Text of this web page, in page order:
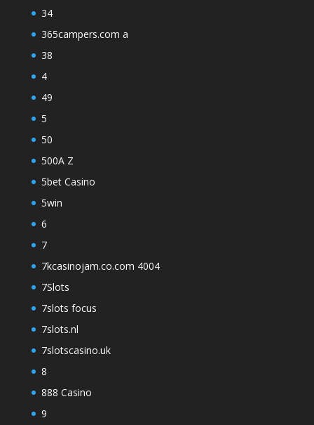
34
365campers.com a
38
4
49
5
50
500A Z
5bet Casino
5win
6
7
7kcasinojam.co.com 4004
7Slots
7slots focus
7slots.nl
7slotscasino.uk
8
888 Casino
9